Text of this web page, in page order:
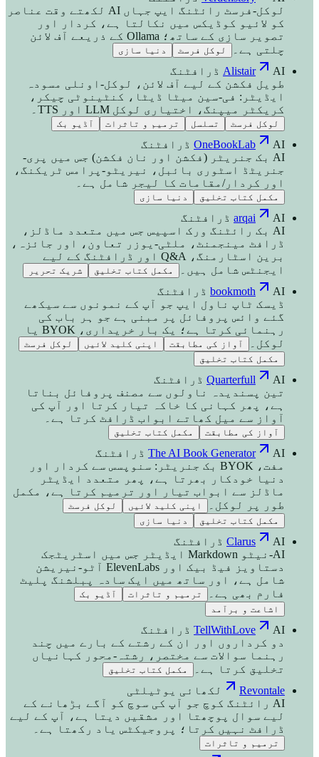
لوکل-فرسٹ رائٹنگ ایپ جہاں AI لکھتے وقت عناصر
کو لائیو کوڈیکس میں نکالتا ہے، کردار اور
تصویر سازی کے ساتھ؛ Ollama کے ذریعے آف لائن
چلتی ہے۔
لوکل فرسٹ دنیا سازی
Alistair
AI ڈرافٹنگ
طویل فکشن کے لیے آف لائن، لوکل-اونلی مسودہ
ایڈیٹر: فی-سین میٹا ڈیٹا، کنٹینوٹی چیکر،
کریکٹر میپنگ، اختیاری لوکل LLM اور TTS۔
لوکل فرسٹ تسلسل ترمیم و تاثرات آڈیو بک
OneBookLab
AI ڈرافٹنگ
AI بک جنریٹر (فکشن اور نان فکشن) جس میں پری-
جنریٹڈ اسٹوری بائبل، نیریٹو-پرامس ٹریکنگ،
اور کردار/مقامات کا لیجر شامل ہے۔
مکمل کتاب تخلیق دنیا سازی
arqai
AI ڈرافٹنگ
AI بک رائٹنگ ورک اسپیس جس میں متعدد ماڈلز،
ڈرافٹ مینجمنٹ، ملٹی-یوزر تعاون، اور جائزہ،
برین اسٹارمنگ، Q&A اور ڈرافٹنگ کے لیے
ایجنٹس شامل ہیں۔
مکمل کتاب تخلیق شریک تحریر
bookmoth
AI ڈرافٹنگ
ڈیسک ٹاپ ناول ایپ جو آپ کے نمونوں سے سیکھے
گئے وائس پروفائل پر مبنی ہے جو ہر باب کی
رہنمائی کرتا ہے؛ یک بار خریداری، BYOK یا
لوکل۔
آواز کی مطابقت اپنی کلید لائیں
لوکل فرسٹ
مکمل کتاب تخلیق
Quarterfull
AI ڈرافٹنگ
تین پسندیدہ ناولوں سے مصنف پروفائل بناتا
ہے، پھر کہانی کا خاکہ تیار کرتا اور آپ کی
آواز سے میل کھاتے ابواب ڈرافٹ کرتا ہے۔
آواز کی مطابقت مکمل کتاب تخلیق
The AI Book Generator
AI ڈرافٹنگ
مفت، BYOK بک جنریٹر: سنوپسس سے کردار اور
دنیا خودکار بھرتا ہے، پھر متعدد ایڈیٹر
ماڈلز سے ابواب تیار اور ترمیم کرتا ہے، مکمل
طور پر لوکل۔
اپنی کلید لائیں
لوکل فرسٹ
مکمل کتاب تخلیق
دنیا سازی
Clarus
AI ڈرافٹنگ
AI-نیٹو Markdown ایڈیٹر جس میں اسٹریٹجک
دستاویز فیڈ بیک اور ElevenLabs آٹو-نیریشن
شامل ہے، اور ساتھ میں ایک سادہ پبلشنگ پلیٹ
فارم بھی ہے۔
ترمیم و تاثرات
آڈیو بک
اشاعت و برآمد
TellWithLove
AI ڈرافٹنگ
دو کرداروں اور ان کے رشتے کے بارے میں چند
رہنما سوالات سے مختصر، رشتہ-محور کہانیاں
تخلیق کرتا ہے۔
مکمل کتاب تخلیق
Revontale
لکھائی یوٹیلٹی
AI رائٹنگ کوچ جو آپ کی سوچ کو آگے بڑھانے کے
لیے سوال پوچھتا اور مشقیں دیتا ہے، آپ کے لیے
ڈرافٹ نہیں کرتا؛ پروجیکٹس یاد رکھتا ہے۔
ترمیم و تاثرات